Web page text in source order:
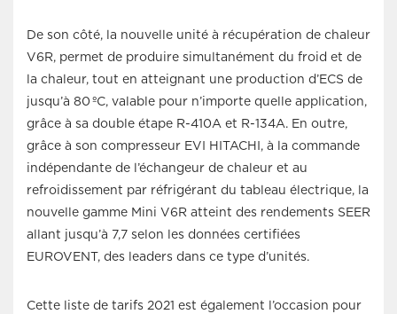
De son côté, la nouvelle unité à récupération de chaleur
V6R, permet de produire simultanément du froid et de
la chaleur, tout en atteignant une production d’ECS de
jusqu’à 80 ºC, valable pour n’importe quelle application,
grâce à sa double étape R-410A et R-134A. En outre,
grâce à son compresseur EVI HITACHI, à la commande
indépendante de l’échangeur de chaleur et au
refroidissement par réfrigérant du tableau électrique, la
nouvelle gamme Mini V6R atteint des rendements SEER
allant jusqu’à 7,7 selon les données certifiées
EUROVENT, des leaders dans ce type d’unités.
Cette liste de tarifs 2021 est également l’occasion pour